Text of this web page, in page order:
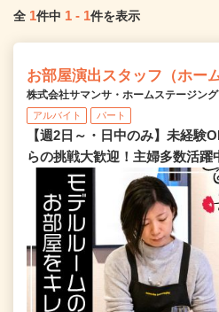
全 1件中 1 - 1件を表示
お部屋演出スタッフ（ホー
株式会社サマンサ・ホームステージング
アルバイト パート
【週2日～・日中のみ】未経
らの挑戦大歓迎！主婦多数活躍